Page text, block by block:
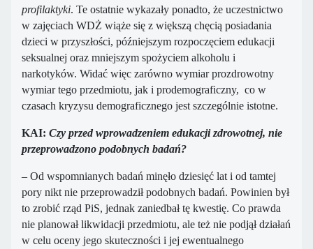
profilaktyki. Te ostatnie wykazały ponadto, że uczestnictwo
w zajęciach WDŻ wiąże się z większą chęcią posiadania
dzieci w przyszłości, późniejszym rozpoczęciem edukacji
seksualnej oraz mniejszym spożyciem alkoholu i
narkotyków. Widać więc zarówno wymiar prozdrowotny
wymiar tego przedmiotu, jak i prodemograficzny, co w
czasach kryzysu demograficznego jest szczególnie istotne.
KAI: Czy przed wprowadzeniem edukacji zdrowotnej, nie
przeprowadzono podobnych badań?
– Od wspomnianych badań minęło dziesięć lat i od tamtej
pory nikt nie przeprowadził podobnych badań. Powinien był
to zrobić rząd PiS, jednak zaniedbał tę kwestię. Co prawda
nie planował likwidacji przedmiotu, ale też nie podjął działań
w celu oceny jego skuteczności i jej ewentualnego